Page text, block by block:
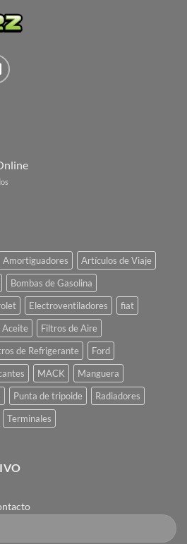
Amortiguadores
Artículos de Viaje
Bombas de Gasolina
Electroventiladores
fiat
Aceite
Filtros de Aire
de Refrigerante
Ford
MACK
Manguera
Punta de tripoide
Radiadores
Terminales